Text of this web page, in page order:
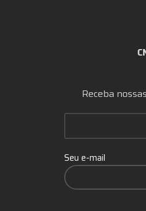
Receba
Seu e-mail